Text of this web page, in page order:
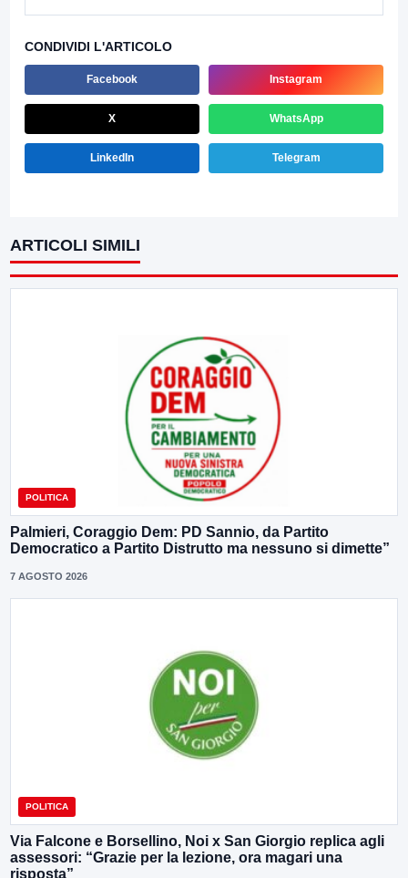
CONDIVIDI L'ARTICOLO
Facebook Instagram
X WhatsApp
LinkedIn Telegram
ARTICOLI SIMILI
POLITICA
Palmieri, Coraggio Dem: PD Sannio, da Partito
Democratico a Partito Distrutto ma nessuno si dimette”
7 AGOSTO 2026
POLITICA
Via Falcone e Borsellino, Noi x San Giorgio replica agli
assessori: “Grazie per la lezione, ora magari una
risposta”